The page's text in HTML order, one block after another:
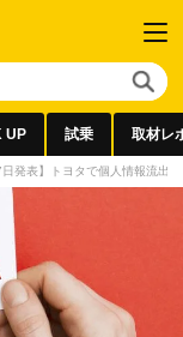
UP 試乗 取材レ
発表】トヨタで個人情報流出か